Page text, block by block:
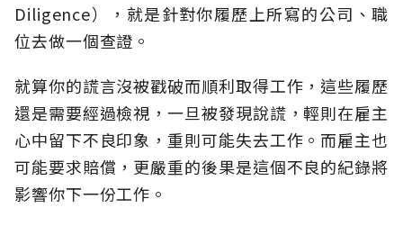
Diligence），就是針對你履歷上所寫的公司、職
位去做一個查證。
就算你的謊言沒被戳破而順利取得工作，這些履歷
還是需要經過檢視，一旦被發現說謊，輕則在雇主
心中留下不良印象，重則可能失去工作。而雇主也
可能要求賠償，更嚴重的後果是這個不良的紀錄將
影響你下一份工作。